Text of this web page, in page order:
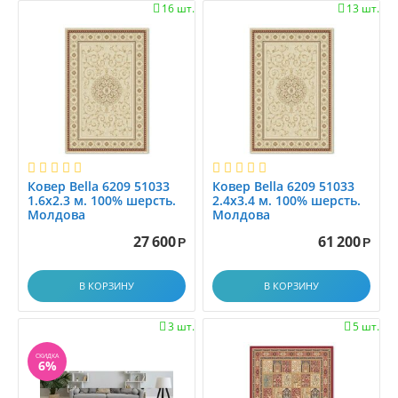
0.9x4.0
0.9x4.5
0.9x5.0
0.9x5.5
0.9x6.0
1,6x2.3
1.0
1.0x1.0
1.0x1.2
1.0x1.9
1.0x2.0
1.0x2.1
1.0x2.25
16 шт.

Ковер Bella 6209 51033
1.6x2.3 м. 100% шерсть.
Молдова
27 600 Р
В КОРЗИНУ
13 шт.

Ковер Bella 6209 51033
2.4x3.4 м. 100% шерсть.
Молдова
61 200 Р
В КОРЗИНУ
3 шт.

СКИДКА
6%
5 шт.
